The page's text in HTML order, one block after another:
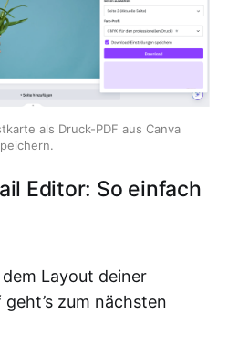
als Druck-PDF aus Canva
Editor: So einfach
Layout deiner
zum nächsten